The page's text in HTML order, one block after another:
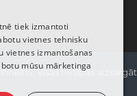
Visas tiesības
ENGLISH
tiek izmantoti
vietnes tehnisku
vietnes izmantošanas
mūsu mārketinga